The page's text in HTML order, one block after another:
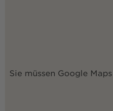
Sie müssen Google